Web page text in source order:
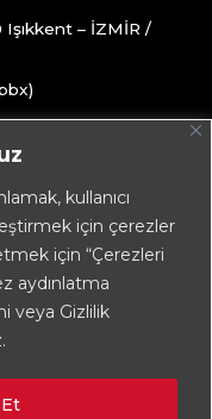
kullanıcı
için çerezler
için “Çerezleri
aydınlatma
veya Gizlilik
– İZMİR /